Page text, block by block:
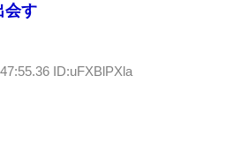
会す
ID:uFXBlPXla